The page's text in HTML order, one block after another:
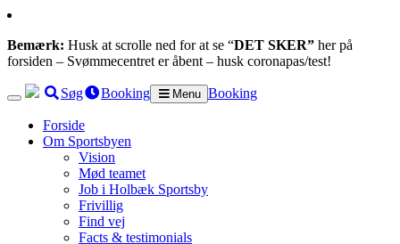
Bemærk: Husk at scrolle ned for at se “DET SKER” her på
forsiden – Svømmecentret er åbent – husk coronapas/test!
Søg Booking Menu Booking
Forside
Om Sportsbyen
Vision
Mød teamet
Job i Holbæk Sportsby
Frivillig
Find vej
Facts & testimonials